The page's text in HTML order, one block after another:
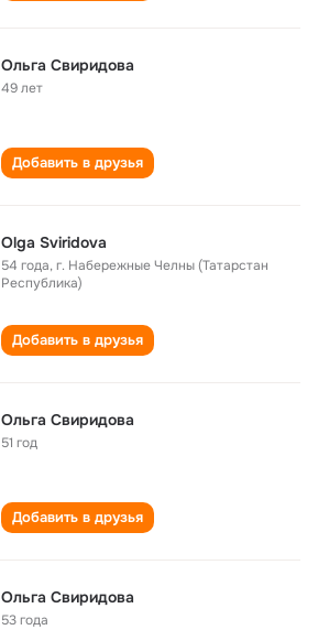
Ольга Свиридова
49 лет
Добавить в друзья
Olga Sviridova
54 года,г. Набережные Челны (Татарстан
Республика)
Добавить в друзья
Ольга Свиридова
51 год
Добавить в друзья
Ольга Свиридова
53 года